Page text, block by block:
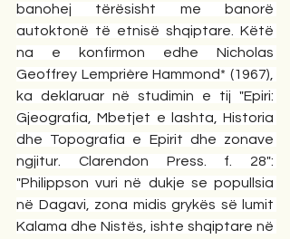
banohej tërësisht me banorë
autoktonë të etnisë shqiptare. Këtë
na e konfirmon edhe Nicholas
Geoffrey Lemprière Hammond* (1967),
ka deklaruar në studimin e tij "Epiri:
Gjeografia, Mbetjet e lashta, Historia
dhe Topografia e Epirit dhe zonave
ngjitur. Clarendon Press. f. 28":
"Philippson vuri në dukje se popullsia
në Dagavi, zona midis grykës së lumit
Kalama dhe Nistës, ishte shqiptare në